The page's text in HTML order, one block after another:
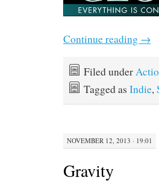
Continue reading →
Filed under
Tagged as Indie,
NOVEMBER 12, 2013 · 19:01
Gravity